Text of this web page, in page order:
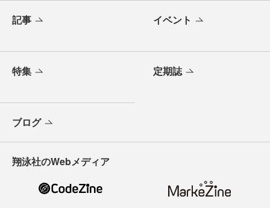
記事 イベント
特集 定期誌
ブログ
翔泳社のWebメディア